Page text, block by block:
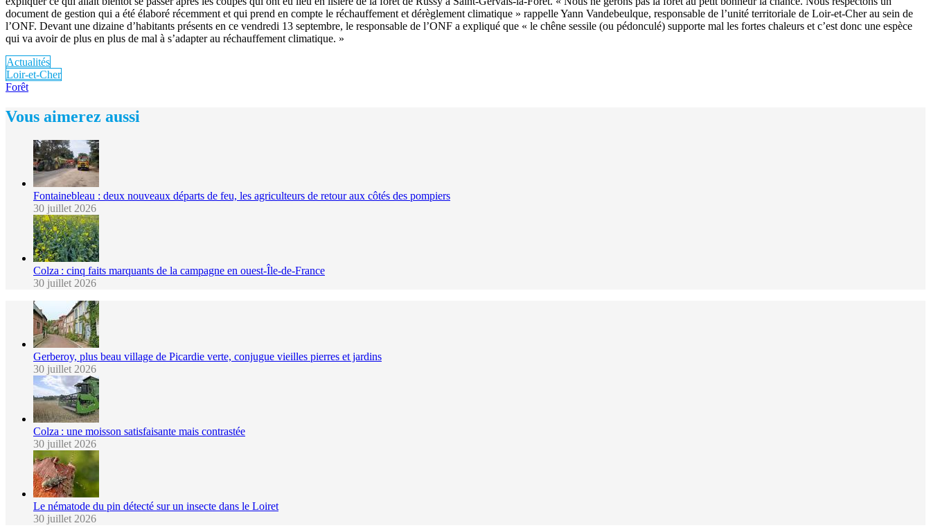
document de gestion qui a été élaboré récemment et qui prend en compte le réchauffement et dérèglement climatique » rappelle Yann Vandebeulque, responsable de l’unité territoriale de Loir-et-Cher au sein de
l’ONF. Devant une dizaine d’habitants présents en ce vendredi 13 septembre, le responsable de l’ONF a expliqué que « le chêne sessile (ou pédonculé) supporte mal les fortes chaleurs et c’est donc une espèce
qui va avoir de plus en plus de mal à s’adapter au réchauffement climatique. »
Actualités
Loir-et-Cher
Forêt
Vous aimerez aussi
Fontainebleau : deux nouveaux départs de feu, les agriculteurs de retour aux côtés des pompiers
30 juillet 2026
Colza : cinq faits marquants de la campagne en ouest-Île-de-France
30 juillet 2026
Gerberoy, plus beau village de Picardie verte, conjugue vieilles pierres et jardins
30 juillet 2026
Colza : une moisson satisfaisante mais contrastée
30 juillet 2026
Le nématode du pin détecté sur un insecte dans le Loiret
30 juillet 2026